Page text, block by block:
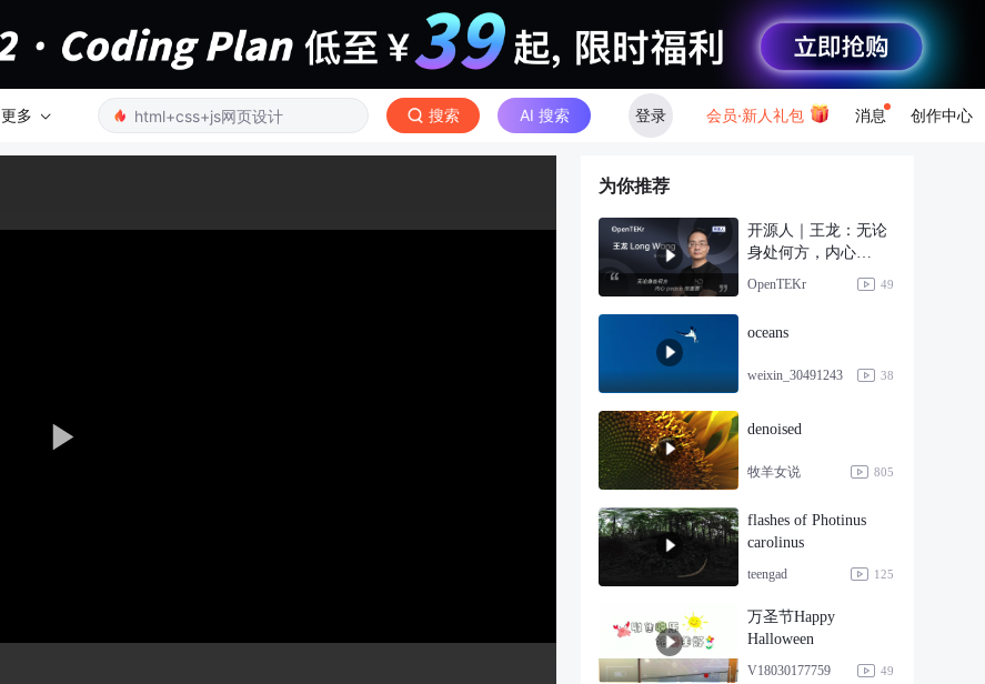
更多 搜索 AI 搜索 登录 会员·新人礼包 消息 创作中心
为你推荐
开源人｜王龙：无论
身处何方，内心
peace 很重要
OpenTEKr 49
oceans
weixin_30491243 38
denoised
牧羊女说 805
flashes of Photinus
carolinus
teengad 125
万圣节Happy
Halloween
V18030177759 49